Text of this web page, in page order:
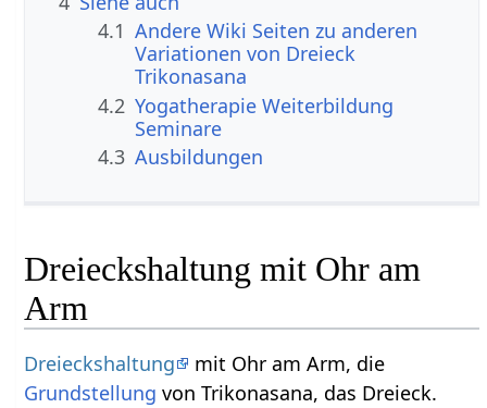
4.1 Andere Wiki Seiten zu anderen
Variationen von Dreieck
Trikonasana
4.2 Yogatherapie Weiterbildung
Seminare
4.3 Ausbildungen
Dreieckshaltung mit Ohr am
Arm
Dreieckshaltung
mit Ohr am Arm, die
Grundstellung von Trikonasana, das Dreieck.